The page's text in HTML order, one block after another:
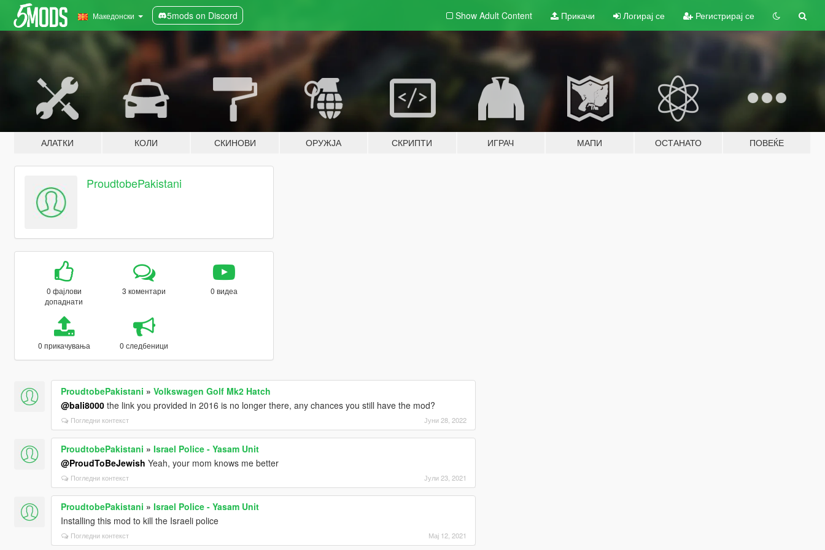
Македонски 5mods on Discord Show Adult Content Прикачи Логирај се Регистрирај се
АЛАТКИ КОЛИ СКИНОВИ ОРУЖЈА СКРИПТИ ИГРАЧ МАПИ ОСТАНАТО ПОВЕЌЕ
ProudtobePakistani
0 фајлови
допаднати
3 коментари 0 видеа
0 прикачувања 0 следбеници
ProudtobePakistani » Volkswagen Golf Mk2 Hatch
@bali8000the link you provided in 2016 is no longer there, any chances you still have the mod?
Погледни контекст Јуни 28, 2022
ProudtobePakistani » Israel Police - Yasam Unit
@ProudToBeJewish Yeah, your mom knows me better
Погледни контекст Јули 23, 2021
ProudtobePakistani » Israel Police - Yasam Unit
Installing this mod to kill the Israeli police
Погледни контекст Мај 12, 2021